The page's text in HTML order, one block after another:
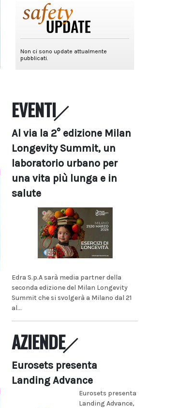
EVENTI
Al via la 2° edizione Milan
Longevity Summit, un
laboratorio urbano per
una vita più lunga e in
salute
Edra S.p.A sarà media partner della
seconda edizione del Milan Longevity
Summit che si svolgerà a Milano dal 21
al...
AZIENDE
Eurosets presenta
Landing Advance
Eurosets presenta
Landing Advance,